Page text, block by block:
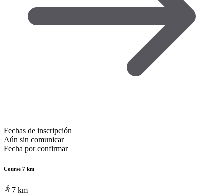
Fechas de inscripción
Aún sin comunicar
Fecha por confirmar
Course 7 km
7 km